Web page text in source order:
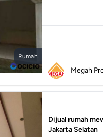
Rumah
Megah
Dijual rumah
Jakarta Selatan